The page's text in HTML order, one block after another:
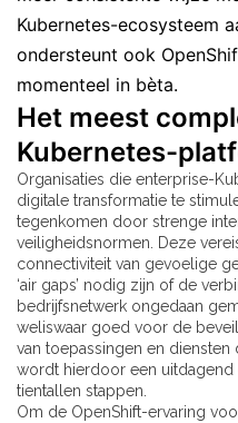
Kubernetes-ecosysteem
ondersteunt ook
momenteel in bèta.
Het meest
Kubernetes-
Organisaties die enterprise-
digitale transformatie te
tegenkomen door strenge
veiligheidsnormen. Deze
connectiviteit van gevoelige
‘air gaps’ nodig zijn of de
bedrijfsnetwerk ongedaan
weliswaar goed voor de
van toepassingen en
wordt hierdoor een
tientallen stappen.
Om de OpenShift-ervaring